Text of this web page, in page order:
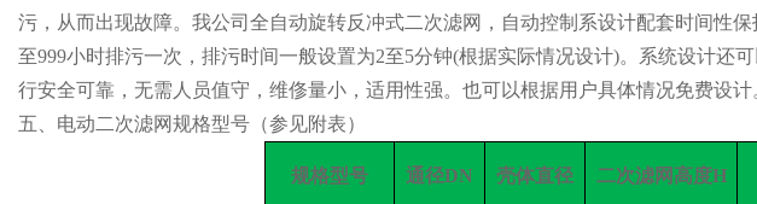
污，从而出现故障。我公司全自动旋转反冲式二次滤网，自动控制系设计配套时间性
至999小时排污一次，排污时间一般设置为2至5分钟(根据实际情况设计)。系统设计还
行安全可靠，无需人员值守，维俢量小，适用性强。也可以根据用户具体情况免费设计
五、电动二次滤网规格型号（参见附表）
规格型号 通径DN 壳体直径 二次滤网高度H